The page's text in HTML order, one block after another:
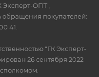
ОПТ",
обращения покупателей:
41.
"ГК Эксперт-
26 сентября 2022